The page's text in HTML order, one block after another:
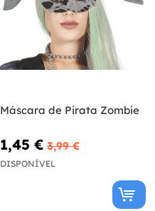
Máscara de Pirata Zombie
1,45 € 3,99 €
DISPONÍVEL